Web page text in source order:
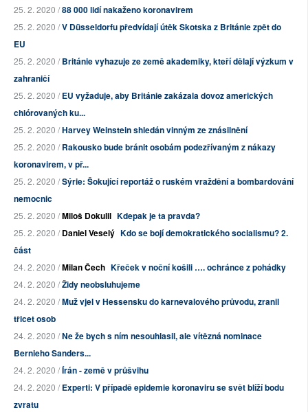
25. 2. 2020 /88 000 lidí nakaženo koronavirem
25. 2. 2020 /V Düsseldorfu předvídají útěk Skotska z Británie zpět do
EU
25. 2. 2020 /Británie vyhazuje ze země akademiky, kteří dělají výzkum v
zahraničí
25. 2. 2020 /EU vyžaduje, aby Británie zakázala dovoz amerických
chlórovaných ku...
25. 2. 2020 /Harvey Weinstein shledán vinným ze znásilnění
25. 2. 2020 /Rakousko bude bránit osobám podezřívaným z nákazy
koronavirem, v př...
25. 2. 2020 /Sýrie: Šokující reportáž o ruském vraždění a bombardování
nemocnic
25. 2. 2020 /Miloš Dokulil Kdepak je ta pravda?
25. 2. 2020 /Daniel Veselý Kdo se bojí demokratického socialismu? 2.
část
24. 2. 2020 /Milan Čech Křeček v noční košili …. ochránce z pohádky
24. 2. 2020 /Židy neobsluhujeme
24. 2. 2020 /Muž vjel v Hessensku do karnevalového průvodu, zranil
třicet osob
24. 2. 2020 /Ne že bych s ním nesouhlasil, ale vítězná nominace
Bernieho Sanders...
24. 2. 2020 /Írán - země v průšvihu
24. 2. 2020 /Experti: V případě epidemie koronaviru se svět blíží bodu
zvratu